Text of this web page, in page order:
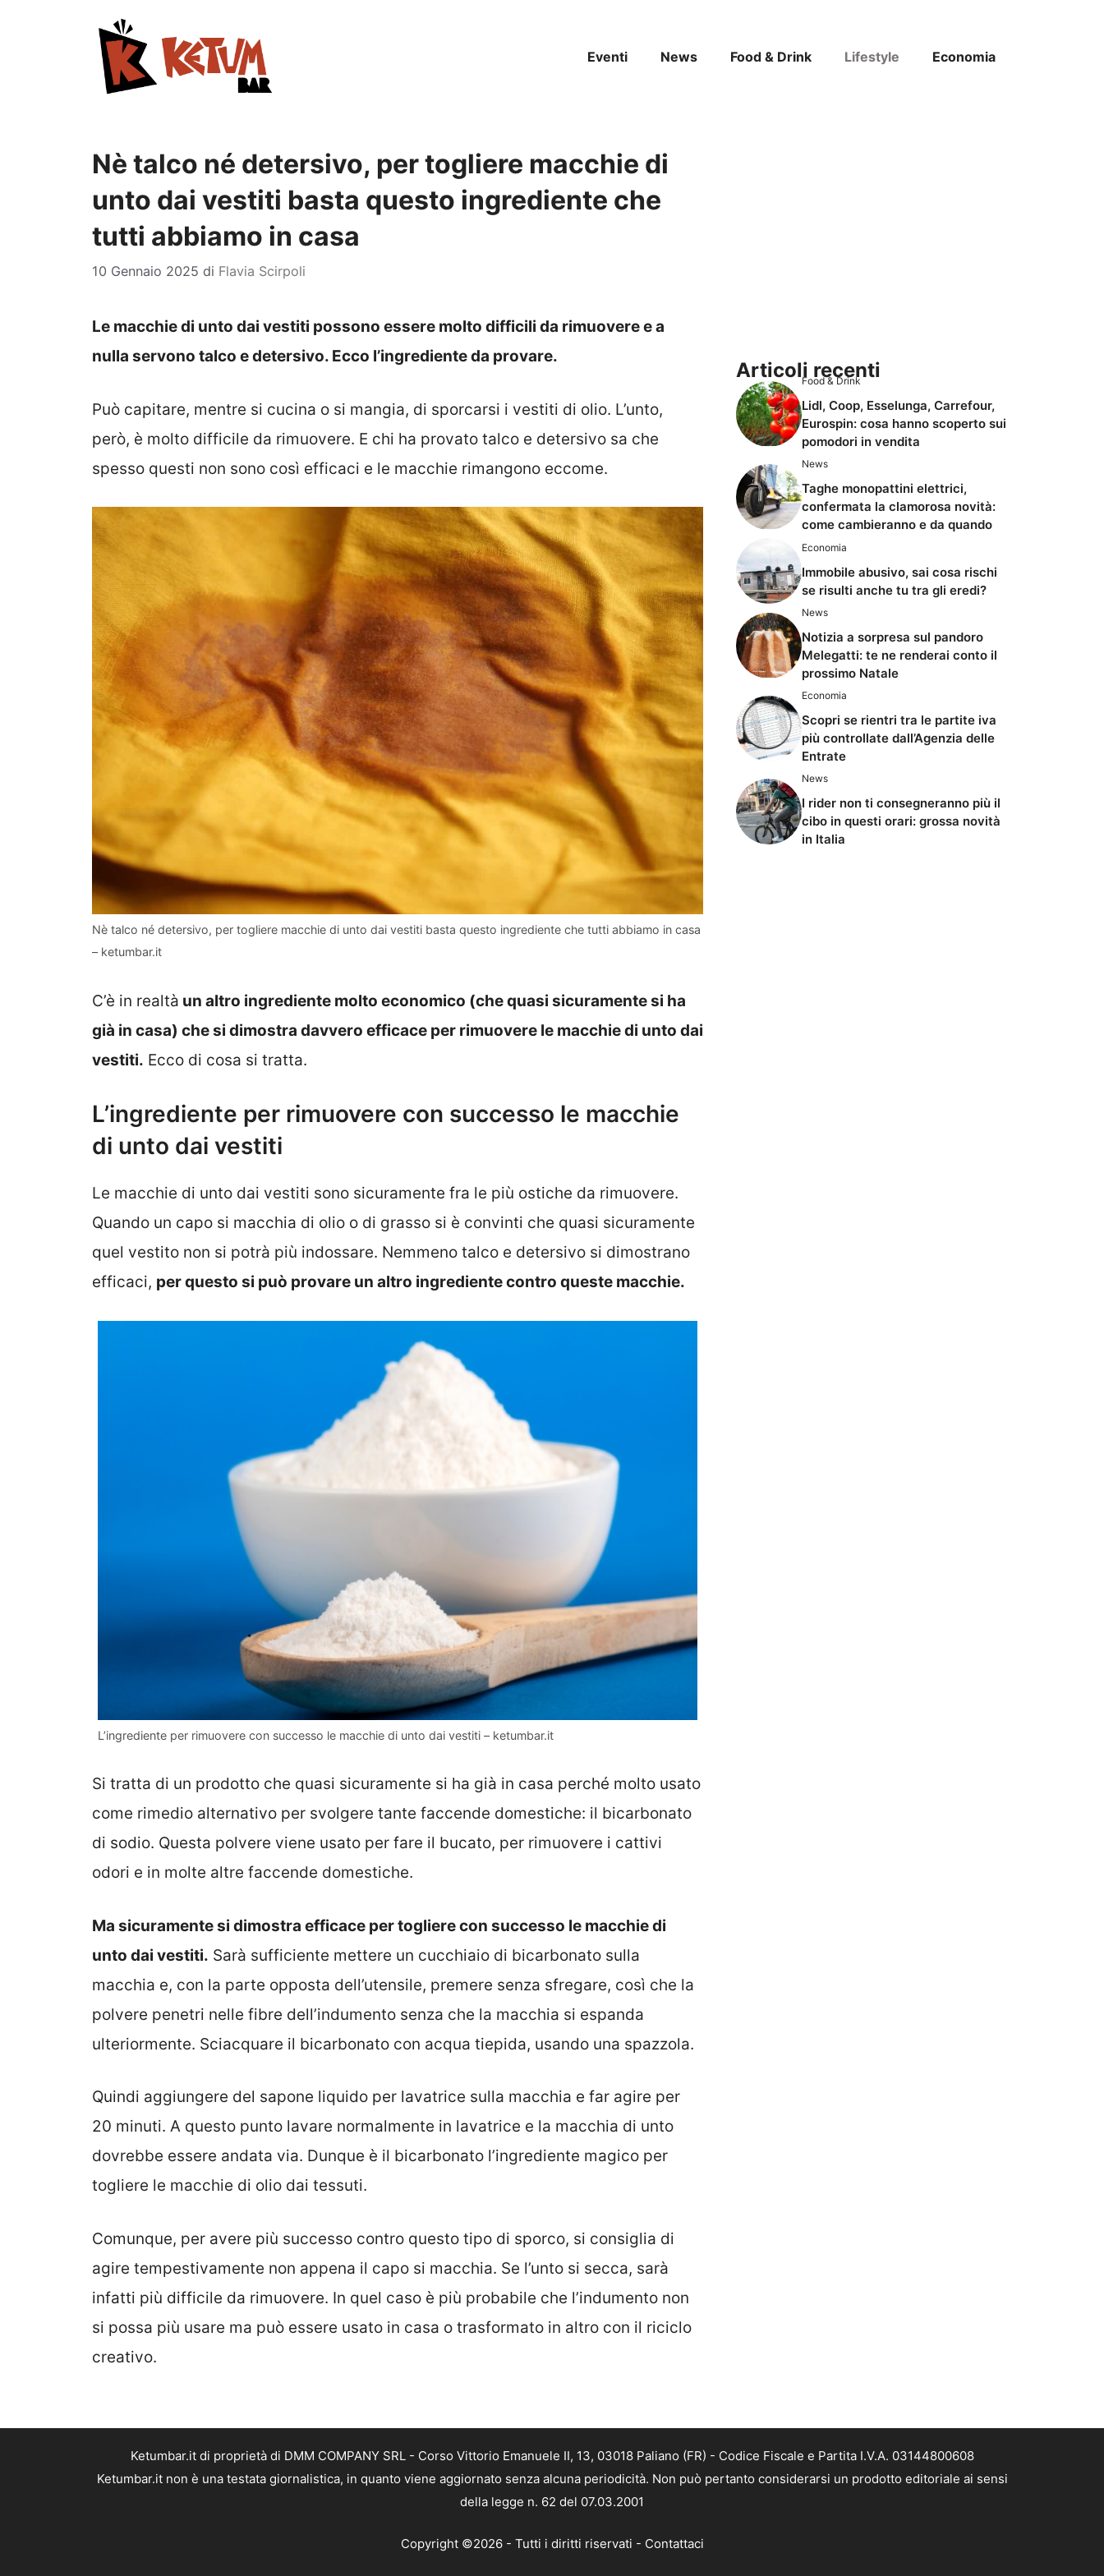
Eventi News Food & Drink Lifestyle Economia
Nè talco né detersivo, per togliere macchie di
unto dai vestiti basta questo ingrediente che
tutti abbiamo in casa
10 Gennaio 2025 di Flavia Scirpoli
Le macchie di unto dai vestiti possono essere molto difficili da rimuovere e a
nulla servono talco e detersivo. Ecco l’ingrediente da provare.
Può capitare, mentre si cucina o si mangia, di sporcarsi i vestiti di olio. L’unto,
però, è molto difficile da rimuovere. E chi ha provato talco e detersivo sa che
spesso questi non sono così efficaci e le macchie rimangono eccome.
Nè talco né detersivo, per togliere macchie di unto dai vestiti basta questo ingrediente che tutti abbiamo in casa
– ketumbar.it
C’è in realtà un altro ingrediente molto economico (che quasi sicuramente si ha
già in casa) che si dimostra davvero efficace per rimuovere le macchie di unto dai
vestiti. Ecco di cosa si tratta.
L’ingrediente per rimuovere con successo le macchie
di unto dai vestiti
Le macchie di unto dai vestiti sono sicuramente fra le più ostiche da rimuovere.
Quando un capo si macchia di olio o di grasso si è convinti che quasi sicuramente
quel vestito non si potrà più indossare. Nemmeno talco e detersivo si dimostrano
efficaci, per questo si può provare un altro ingrediente contro queste macchie.
L’ingrediente per rimuovere con successo le macchie di unto dai vestiti – ketumbar.it
Si tratta di un prodotto che quasi sicuramente si ha già in casa perché molto usato
come rimedio alternativo per svolgere tante faccende domestiche: il bicarbonato
di sodio. Questa polvere viene usato per fare il bucato, per rimuovere i cattivi
odori e in molte altre faccende domestiche.
Ma sicuramente si dimostra efficace per togliere con successo le macchie di
unto dai vestiti. Sarà sufficiente mettere un cucchiaio di bicarbonato sulla
macchia e, con la parte opposta dell’utensile, premere senza sfregare, così che la
polvere penetri nelle fibre dell’indumento senza che la macchia si espanda
ulteriormente. Sciacquare il bicarbonato con acqua tiepida, usando una spazzola.
Quindi aggiungere del sapone liquido per lavatrice sulla macchia e far agire per
20 minuti. A questo punto lavare normalmente in lavatrice e la macchia di unto
dovrebbe essere andata via. Dunque è il bicarbonato l’ingrediente magico per
togliere le macchie di olio dai tessuti.
Comunque, per avere più successo contro questo tipo di sporco, si consiglia di
agire tempestivamente non appena il capo si macchia. Se l’unto si secca, sarà
infatti più difficile da rimuovere. In quel caso è più probabile che l’indumento non
si possa più usare ma può essere usato in casa o trasformato in altro con il riciclo
creativo.
Articoli recenti
Food & Drink
Lidl, Coop, Esselunga, Carrefour,
Eurospin: cosa hanno scoperto sui
pomodori in vendita
News
Taghe monopattini elettrici,
confermata la clamorosa novità:
come cambieranno e da quando
Economia
Immobile abusivo, sai cosa rischi
se risulti anche tu tra gli eredi?
News
Notizia a sorpresa sul pandoro
Melegatti: te ne renderai conto il
prossimo Natale
Economia
Scopri se rientri tra le partite iva
più controllate dall’Agenzia delle
Entrate
News
I rider non ti consegneranno più il
cibo in questi orari: grossa novità
in Italia
Ketumbar.it di proprietà di DMM COMPANY SRL - Corso Vittorio Emanuele II, 13, 03018 Paliano (FR) - Codice Fiscale e Partita I.V.A. 03144800608
Ketumbar.it non è una testata giornalistica, in quanto viene aggiornato senza alcuna periodicità. Non può pertanto considerarsi un prodotto editoriale ai sensi
della legge n. 62 del 07.03.2001
Copyright ©2026 - Tutti i diritti riservati - Contattaci